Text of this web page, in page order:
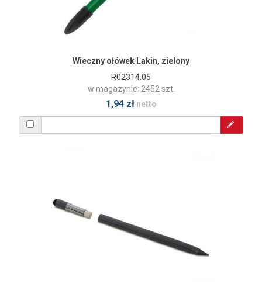
Wieczny ołówek Lakin, zielony
R02314.05
w magazynie: 2452 szt.
1,94 złnetto